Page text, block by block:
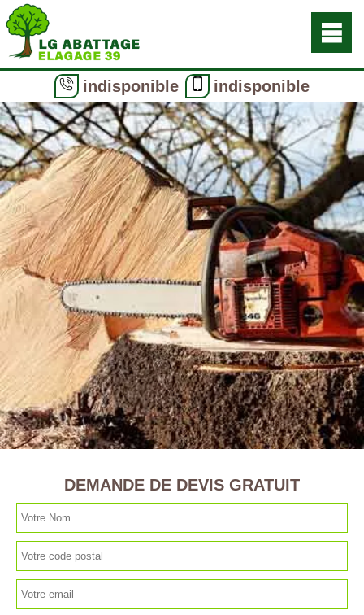
indisponible indisponible
DEMANDE DE DEVIS GRATUIT